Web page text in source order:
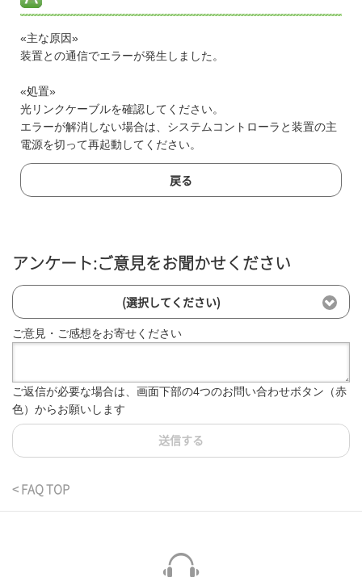
«主な原因»
装置との通信でエラーが発生しました。
«処置»
光リンクケーブルを確認してください。
エラーが解消しない場合は、システムコントローラと装置の主
電源を切って再起動してください。
戻る
アンケート:ご意見をお聞かせください
(選択してください)
ご意見・ご感想をお寄せください
ご返信が必要な場合は、画面下部の4つのお問い合わせボタン（赤
色）からお願いします
送信する
< FAQ TOP